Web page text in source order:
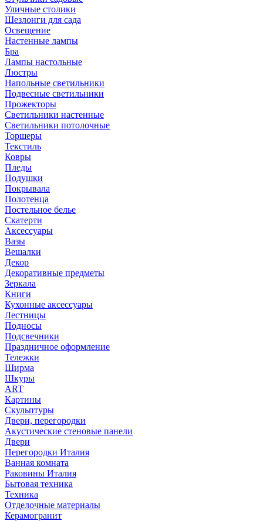
Уличные столики
Шезлонги для сада
Освещение
Hастенные лампы
Бра
Лампы настольные
Люстры
Напольные светильники
Подвесные светильники
Прожекторы
Светильники настенные
Светильники потолочные
Торшеры
Текстиль
Ковры
Пледы
Подушки
Покрывала
Полотенца
Постельное белье
Скатерти
Аксессуары
Вазы
Вешалки
Декор
Декоративные предметы
Зеркала
Книги
Кухонные аксессуары
Лестницы
Подносы
Подсвечники
Праздничное оформление
Тележки
Ширма
Шкуры
ART
Картины
Скульптуры
Двери, перегородки
Акустические стеновые панели
Двери
Перегородки Италия
Ванная комната
Раковины Италия
Бытовая техника
Техника
Отделочные материалы
Керамогранит